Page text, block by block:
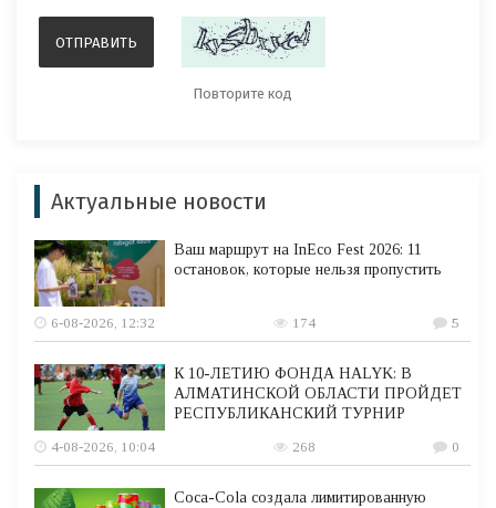
Актуальные новости
Ваш маршрут на InEco Fest 2026: 11
остановок, которые нельзя пропустить
6-08-2026, 12:32 174 5
К 10-ЛЕТИЮ ФОНДА HALYK: В
АЛМАТИНСКОЙ ОБЛАСТИ ПРОЙДЕТ
РЕСПУБЛИКАНСКИЙ ТУРНИР
4-08-2026, 10:04
268 0
Coca-Cola создала лимитированную